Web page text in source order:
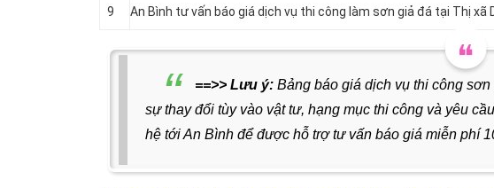
9 An Bình tư vấn báo giá dịch vụ thi công làm sơn giả đá tại Thị xã
==>> Lưu ý:Bảng báo giá dịch vụ thi công
sự thay đổi tùy vào vật tư, hạng mục thi công và yêu
hệ tới An Bình để được hỗ trợ tư vấn báo giá miễn phí